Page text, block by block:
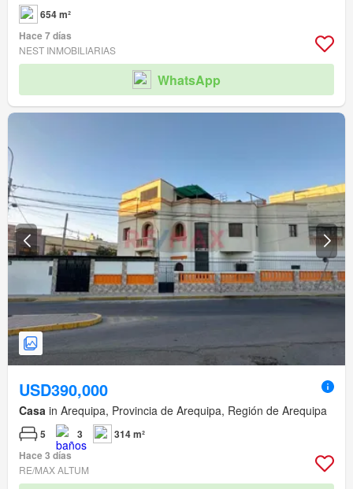
654 m²
Hace 7 días
NEST INMOBILIARIAS
WhatsApp
USD390,000
Casa in Arequipa, Provincia de Arequipa, Región de Arequipa
5 3
314 m²
Hace 3 días
RE/MAX ALTUM